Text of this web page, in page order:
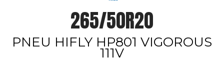
265/50R20
PNEU HIFLY HP801 VIGOROUS
111V